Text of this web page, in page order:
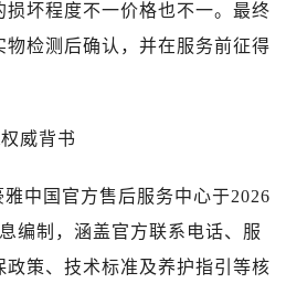
损坏程度不一价格也不一。最终
检测后确认，并在服务前征得
威背书
中国官方售后服务中心于2026
编制，涵盖官方联系电话、服
政策、技术标准及养护指引等核